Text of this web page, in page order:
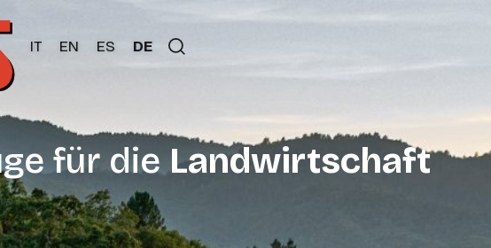
IT EN ES DE
für dieLandwirtschaft